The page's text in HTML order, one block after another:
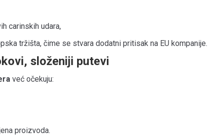
carinskih udara,
tržišta, čime se stvara dodatni pritisak na EU kompanije.
složeniji putevi
već očekuju:
proizvoda.